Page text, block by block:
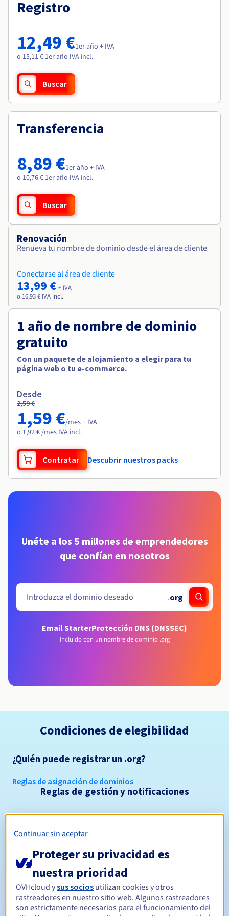
Precios
Roadmap & Changelog
Observabilidad
Roadmap y Changelog
Roadmap & Changelog
Roadmap & Changelog
Roadmap & Changelog
Registro
12,49 €1er año + IVA
o 15,11 € 1er año IVA incl.
Buscar
Transferencia
8,89 €1er año + IVA
o 10,76 € 1er año IVA incl.
Buscar
Renovación
Renueva tu nombre de dominio desde el área de cliente
Conectarse al área de cliente
13,99 € + IVA
o 16,93 € IVA incl.
1 año de nombre de dominio
gratuito
Con un paquete de alojamiento a elegir para tu
página web o tu e-commerce.
Desde
2,59 €
1,59 €/mes + IVA
o 1,92 € /mes IVA incl.
Contratar Descubrir nuestros packs
Unéte a los 5 millones de emprendedores
que confían en nosotros
.org
Email StarterProtección DNS (DNSSEC)
Incluido con un nombre de dominio .org
Condiciones de elegibilidad
¿Quién puede registrar un .org?
Reglas de asignación de dominios
Reglas de gestión y notificaciones
Período de registro Entre 1 y 10 años
Período de renovación Entre 1 y 9 años
Período de redención 30 días
Continuar sin aceptar
Proteger su privacidad es
nuestra prioridad
OVHcloud ysus socios utilizan cookies y otros
rastreadores en nuestro sitio web. Algunos rastreadores
son estrictamente necesarios para el funcionamiento del